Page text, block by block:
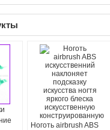
Ноготь airbrush ABS